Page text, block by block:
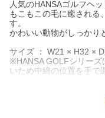
人気のHANSAゴルフヘ
もこもこの毛に癒される
す。
かわいい動物がしっかり
サイズ ： W21 × H32 ×
※HANSA GOLFシリーズ
いため中綿の位置を手で
地球上に生息する様々な